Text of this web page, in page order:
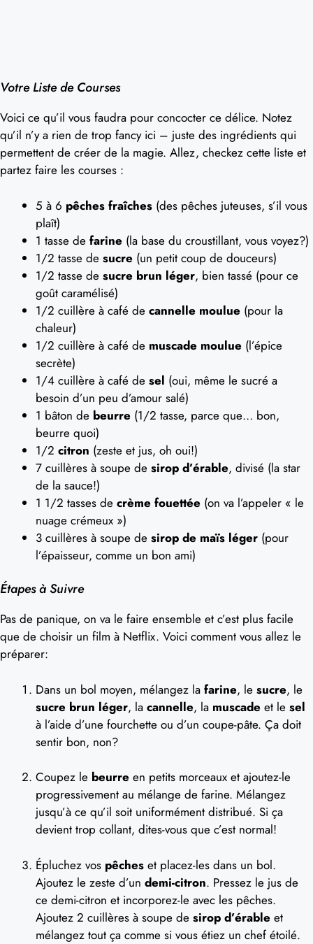
Votre Liste de Courses
Voici ce qu’il vous faudra pour concocter ce délice. Notez
qu’il n’y a rien de trop fancy ici – juste des ingrédients qui
permettent de créer de la magie. Allez, checkez cette liste et
partez faire les courses :
5 à 6 pêches fraîches (des pêches juteuses, s’il vous
plaît)
1 tasse de farine (la base du croustillant, vous voyez?)
1/2 tasse de sucre (un petit coup de douceurs)
1/2 tasse de sucre brun léger, bien tassé (pour ce
goût caramélisé)
1/2 cuillère à café de cannelle moulue (pour la
chaleur)
1/2 cuillère à café de muscade moulue (l’épice
secrète)
1/4 cuillère à café de sel (oui, même le sucré a
besoin d’un peu d’amour salé)
1 bâton de beurre (1/2 tasse, parce que… bon,
beurre quoi)
1/2 citron (zeste et jus, oh oui!)
7 cuillères à soupe de sirop d’érable, divisé (la star
de la sauce!)
1 1/2 tasses de crème fouettée (on va l’appeler « le
nuage crémeux »)
3 cuillères à soupe de sirop de maïs léger (pour
l’épaisseur, comme un bon ami)
Étapes à Suivre
Pas de panique, on va le faire ensemble et c’est plus facile
que de choisir un film à Netflix. Voici comment vous allez le
préparer:
Dans un bol moyen, mélangez la farine, le sucre, le
sucre brun léger, la cannelle, la muscade et le sel
à l’aide d’une fourchette ou d’un coupe-pâte. Ça doit
sentir bon, non?
Coupez le beurre en petits morceaux et ajoutez-le
progressivement au mélange de farine. Mélangez
jusqu’à ce qu’il soit uniformément distribué. Si ça
devient trop collant, dites-vous que c’est normal!
Épluchez vos pêches et placez-les dans un bol.
Ajoutez le zeste d’un demi-citron. Pressez le jus de
ce demi-citron et incorporez-le avec les pêches.
Ajoutez 2 cuillères à soupe de sirop d’érable et
mélangez tout ça comme si vous étiez un chef étoilé.